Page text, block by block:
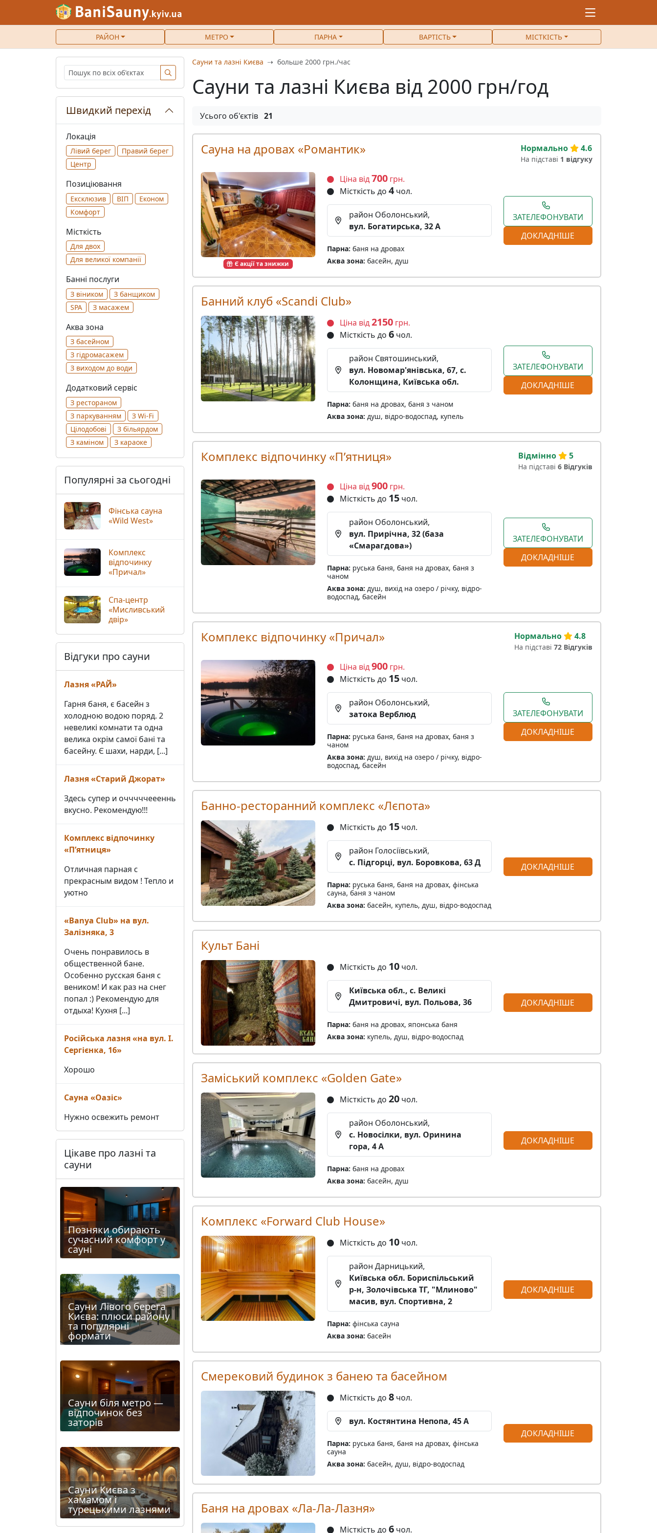
РАЙОН МЕТРО ПАРНА ВАРТІСТЬ МІСТКІСТЬ
Сауни та лазні Києва больше 2000 грн./час
Сауни та лазні Києва від 2000 грн/год
Усього об'єктів 21
Сауна на дровах «Романтик» Нормально 4.6
На підставі 1 відгуку
Є акції та знижки
Ціна від700грн.
Місткість до 4чол.
район Оболонський,
вул. Богатирська, 32 A
Парна: баня на дровах
Аква зона: басейн, душ
ЗАТЕЛЕФОНУВАТИ
ДОКЛАДНІШЕ
Банний клуб «Scandi Club»
Ціна від2150грн.
Місткість до 6чол.
район Святошинський,
вул. Новомар'янівська, 67, с.
Колонщина, Київська обл.
Парна: баня на дровах, баня з чаном
Аква зона: душ, відро-водоспад, купель
ЗАТЕЛЕФОНУВАТИ
ДОКЛАДНІШЕ
Комплекс відпочинку «Пʼятниця» Відмінно 5
На підставі 6 Відгуків
Ціна від900грн.
Місткість до 15чол.
район Оболонський,
вул. Прирічна, 32 (база
«Смарагдова»)
Парна: руська баня, баня на дровах, баня з
чаном
Аква зона: душ, вихід на озеро / річку, відро-
водоспад, басейн
ЗАТЕЛЕФОНУВАТИ
ДОКЛАДНІШЕ
Комплекс відпочинку «Причал» Нормально 4.8
На підставі 72 Відгуків
Ціна від900грн.
Місткість до 15чол.
район Оболонський,
затока Верблюд
Парна: руська баня, баня на дровах, баня з
чаном
Аква зона: душ, вихід на озеро / річку, відро-
водоспад, басейн
ЗАТЕЛЕФОНУВАТИ
ДОКЛАДНІШЕ
Банно-ресторанний комплекс «Лєпота»
Місткість до 15чол.
район Голосіївський,
с. Підгорці, вул. Боровкова, 63 Д
Парна: руська баня, баня на дровах, фінська
сауна, баня з чаном
Аква зона: басейн, купель, душ, відро-водоспад
ДОКЛАДНІШЕ
Культ Бані
Місткість до 10чол.
Київська обл., с. Великі
Дмитровичі, вул. Польова, 36
Парна: баня на дровах, японська баня
Аква зона: купель, душ, відро-водоспад
ДОКЛАДНІШЕ
Заміський комплекс «Golden Gate»
Місткість до 20чол.
район Оболонський,
с. Новосілки, вул. Оринина
гора, 4 А
Парна: баня на дровах
Аква зона: басейн, душ
ДОКЛАДНІШЕ
Комплекс «Forward Club House»
Місткість до 10чол.
район Дарницький,
Київська обл. Бориспільський
р-н, Золочівська ТГ, "Млиново"
масив, вул. Спортивна, 2
Парна: фінська сауна
Аква зона: басейн
ДОКЛАДНІШЕ
Смерековий будинок з банею та басейном
Місткість до 8чол.
вул. Костянтина Непопа, 45 А
Парна: руська баня, баня на дровах, фінська
сауна
Аква зона: басейн, душ, відро-водоспад
ДОКЛАДНІШЕ
Баня на дровах «Ла-Ла-Лазня»
Місткість до 6чол.
Швидкий перехід
Локація
Лівий берег
Правий берег
Центр
Позиціювання
Ексклюзив ВІП
Економ
Комфорт
Місткість
Для двох
Для великої компанії
Банні послуги
З віником
З банщиком
SPA
З масажем
Аква зона
З басейном
З гідромасажем
З виходом до води
Додатковий сервіс
З рестораном
З паркуванням
З Wi-Fi
Цілодобові
З більярдом
З каміном
З караоке
Популярні за сьогодні
Фінська сауна
«Wild West»
Комплекс
відпочинку
«Причал»
Спа-центр
«Мисливський
двір»
Відгуки про сауни
Лазня «РАЙ»
Гарня баня, є басейн з
холодною водою поряд. 2
невеликі комнати та одна
велика окрім самої бані та
басейну. Є шахи, нарди, [...]
Лазня «Старий Джорат»
Здесь супер и очччччеееннь
вкусно. Рекомендую!!!
Комплекс відпочинку
«Пʼятниця»
Отличная парная с
прекрасным видом ! Тепло и
уютно
«Banya Club» на вул.
Залізняка, 3
Очень понравилось в
общественной бане.
Особенно русская баня с
веником! И как раз на снег
попал :) Рекомендую для
отдыха! Кухня [...]
Російська лазня «на вул. І.
Сергієнка, 16»
Хорошо
Сауна «Оазіс»
Нужно освежить ремонт
Цікаве про лазні та
сауни
Позняки обирають
сучасний комфорт у
сауні
Сауни Лівого берега
Києва: плюси району
та популярні
формати
Сауни біля метро —
відпочинок без
заторів
Сауни Києва з
хамамом і
турецькими лазнями